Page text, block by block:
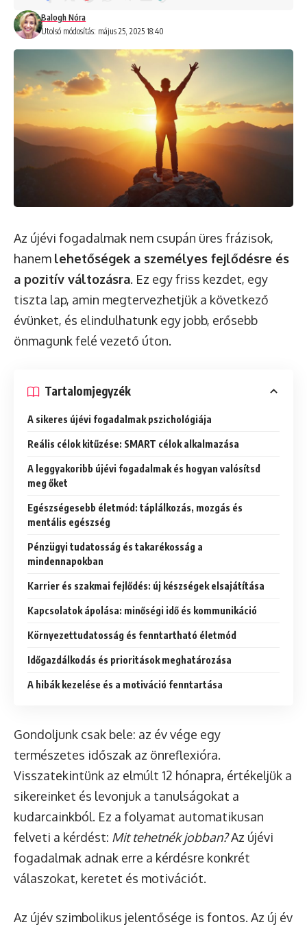
Utolsó módosítás: május 25, 2025 18:40
Balogh Nóra
Az újévi fogadalmak nem csupán üres frázisok,
hanem lehetőségek a személyes fejlődésre és
a pozitív változásra. Ez egy friss kezdet, egy
tiszta lap, amin megtervezhetjük a következő
évünket, és elindulhatunk egy jobb, erősebb
önmagunk felé vezető úton.
Tartalomjegyzék
A sikeres újévi fogadalmak pszichológiája
Reális célok kitűzése: SMART célok alkalmazása
A leggyakoribb újévi fogadalmak és hogyan valósítsd
meg őket
Egészségesebb életmód: táplálkozás, mozgás és
mentális egészség
Pénzügyi tudatosság és takarékosság a
mindennapokban
Karrier és szakmai fejlődés: új készségek elsajátítása
Kapcsolatok ápolása: minőségi idő és kommunikáció
Környezettudatosság és fenntartható életmód
Időgazdálkodás és prioritások meghatározása
A hibák kezelése és a motiváció fenntartása
Gondoljunk csak bele: az év vége egy
természetes időszak az önreflexióra.
Visszatekintünk az elmúlt 12 hónapra, értékeljük a
sikereinket és levonjuk a tanulságokat a
kudarcainkból. Ez a folyamat automatikusan
felveti a kérdést: Mit tehetnék jobban?Az újévi
fogadalmak adnak erre a kérdésre konkrét
válaszokat, keretet és motivációt.
Az újév szimbolikus jelentősége is fontos. Az új év